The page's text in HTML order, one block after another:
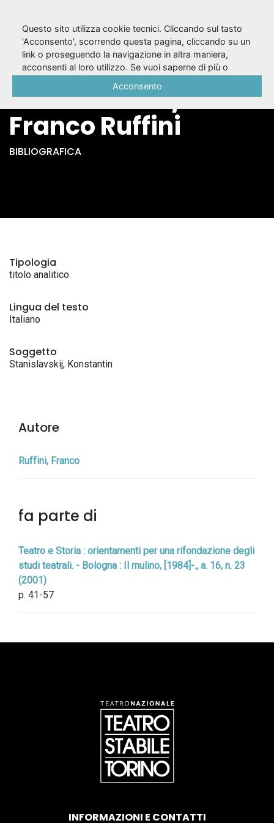
Stanislavskij tra
bios e valore /
Franco Ruffini
BIBLIOGRAFICA
Tipologia
titolo analitico
Lingua del testo
Italiano
Soggetto
Stanislavskij, Konstantin
Autore
Ruffini, Franco
fa parte di
Teatro e Storia : orientamenti per una rifondazione degli
studi teatrali. - Bologna : Il mulino, [1984]-., a. 16, n. 23
(2001)
p. 41-57
INFORMAZIONI E CONTATTI
Questo sito utilizza cookie tecnici. Cliccando sul tasto
'Acconsento', scorrendo questa pagina, cliccando su un
link o proseguendo la navigazione in altra maniera,
acconsenti al loro utilizzo. Se vuoi saperne di più o
Acconsento